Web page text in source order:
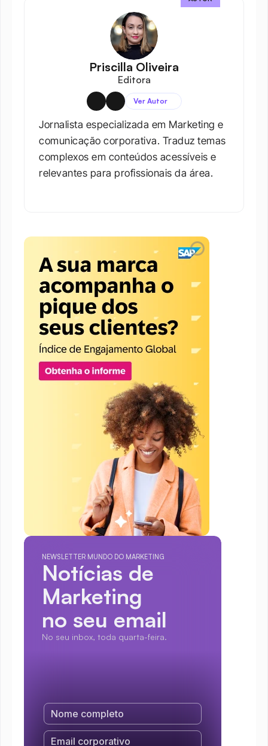
Priscilla Oliveira
Editora
Ver Autor
Jornalista especializada em Marketing e
comunicação corporativa. Traduz temas
complexos em conteúdos acessíveis e
relevantes para profissionais da área.​
NEWSLETTER MUNDO DO MARKETING
Notícias de
Marketing
no seu email
No seu inbox, toda quarta-feira.